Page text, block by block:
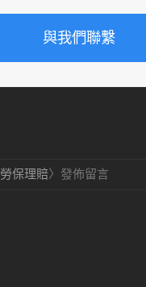
與我們聯繫
勞保理賠〉發佈留言